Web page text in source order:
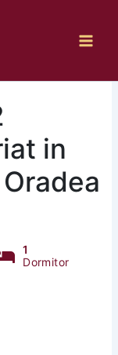
in
1
Dormitor